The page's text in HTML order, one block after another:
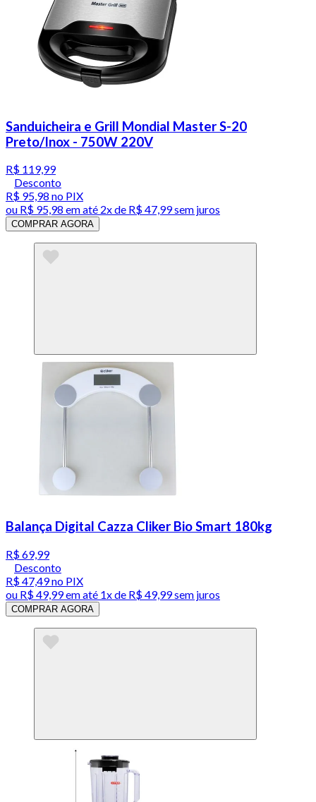
Sanduicheira e Grill Mondial Master S-20
Preto/Inox - 750W 220V
R$ 119,99
Desconto
R$ 95,98 no PIX
ou R$ 95,98 em até 2x de R$ 47,99 sem juros
COMPRAR AGORA
Balança Digital Cazza Cliker Bio Smart 180kg
R$ 69,99
Desconto
R$ 47,49no PIX
ou R$ 49,99em até 1x de R$ 49,99sem juros
COMPRAR AGORA